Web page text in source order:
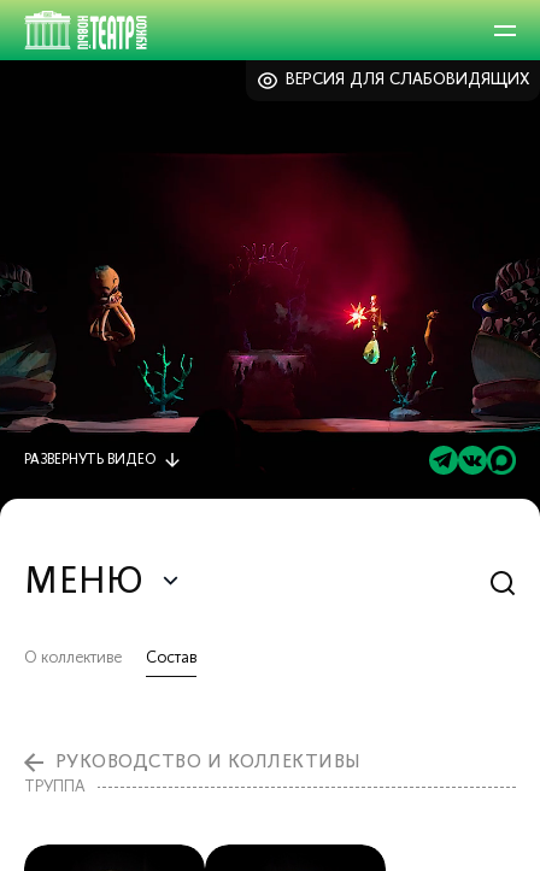
ВЕРСИЯ ДЛЯ СЛАБОВИДЯЩИХ
РАЗВЕРНУТЬ ВИДЕО
МЕНЮ
О коллективе Состав
РУКОВОДСТВО И КОЛЛЕКТИВЫ
ТРУППА